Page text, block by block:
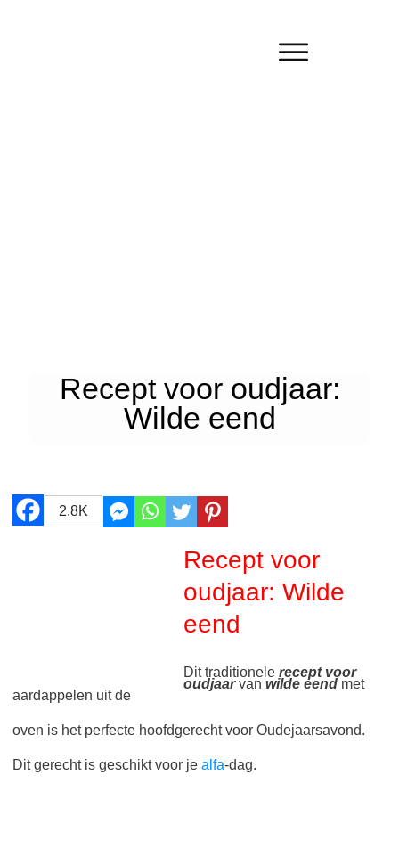
Recept voor oudjaar:
Wilde eend
2.8K
Recept voor
oudjaar: Wilde
eend
Dit traditionele recept voor
oudjaarvan wilde eend met
aardappelen uit de
oven is het perfecte hoofdgerecht voor Oudejaarsavond.
Dit gerecht is geschikt voor je alfa-dag.